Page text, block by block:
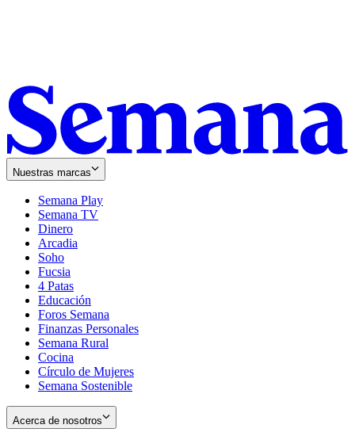
Nuestras marcas
Semana Play
Semana TV
Dinero
Arcadia
Soho
in
new
window
Fucsia
in
new
window
4 Patas
Educación
Foros Semana
Finanzas Personales
Semana Rural
Cocina
Círculo de Mujeres
Semana Sostenible
Acerca de nosotros